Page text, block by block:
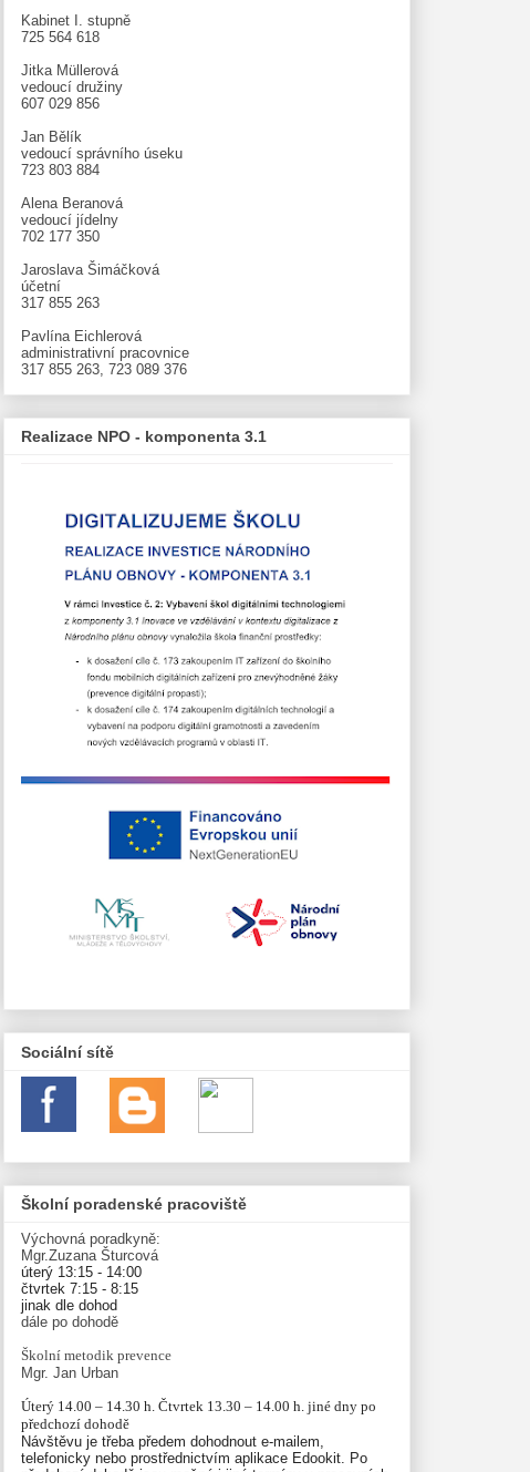
Kabinet I. stupně
725 564 618
Jitka Müllerová
vedoucí družiny
607 029 856
Jan Bělík
vedoucí správního úseku
723 803 884
Alena Beranová
vedoucí jídelny
702 177 350
Jaroslava Šimáčková
účetní
317 855 263
Pavlína Eichlerová
administrativní pracovnice
317 855 263, 723 089 376
Realizace NPO - komponenta 3.1
Sociální sítě
Školní poradenské pracoviště
Výchovná poradkyně:
Mgr.Zuzana Šturcová
úterý 13:15 - 14:00
čtvrtek 7:15 - 8:15
jinak dle dohod
dále po dohodě
Školní metodik prevence
Mgr. Jan Urban
Úterý 14.00 – 14.30 h. Čtvrtek 13.30 – 14.00 h. jiné dny po
předchozí dohodě
Návštěvu je třeba předem dohodnout e-mailem,
telefonicky nebo prostřednictvím aplikace Edookit. Po